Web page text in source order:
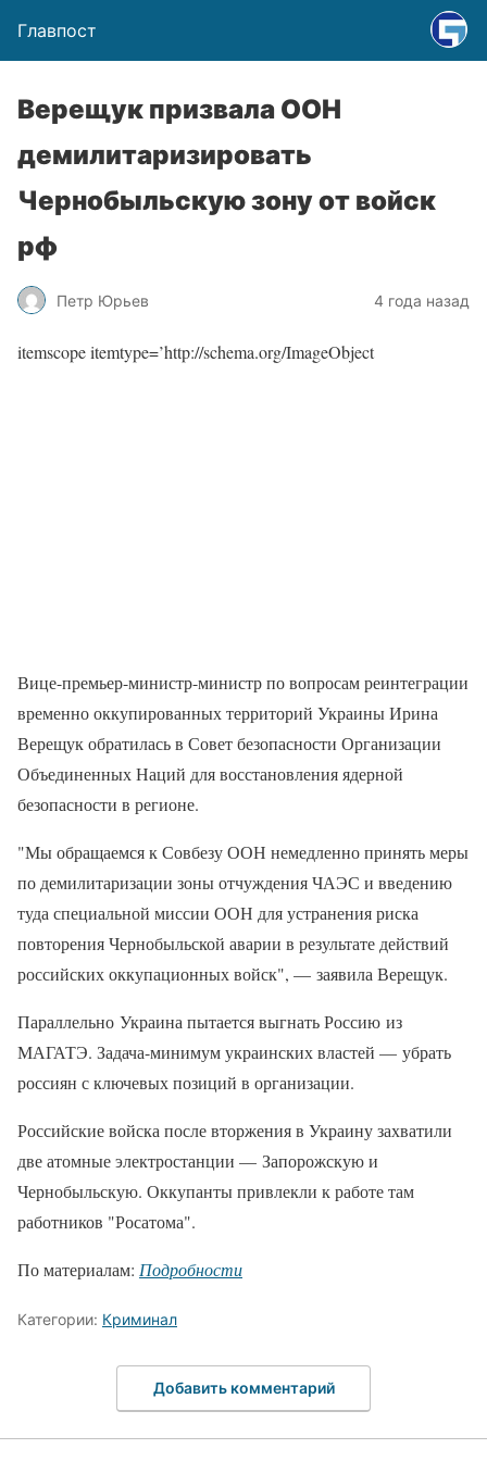
Главпост
Верещук призвала ООН
демилитаризировать
Чернобыльскую зону от войск
рф
Петр Юрьев 4 года назад
itemscope itemtype=’http://schema.org/ImageObject
Вице-премьер-министр-министр по вопросам реинтеграции
временно оккупированных территорий Украины Ирина
Верещук обратилась в Совет безопасности Организации
Объединенных Наций для восстановления ядерной
безопасности в регионе.
"Мы обращаемся к Совбезу ООН немедленно принять меры
по демилитаризации зоны отчуждения ЧАЭС и введению
туда специальной миссии ООН для устранения риска
повторения Чернобыльской аварии в результате действий
российских оккупационных войск", — заявила Верещук.
Параллельно Украина пытается выгнать Россию из
МАГАТЭ. Задача-минимум украинских властей — убрать
россиян с ключевых позиций в организации.
Российские войска после вторжения в Украину захватили
две атомные электростанции — Запорожскую и
Чернобыльскую. Оккупанты привлекли к работе там
работников "Росатома".
По материалам: Подробности
Категории: Криминал
Добавить комментарий